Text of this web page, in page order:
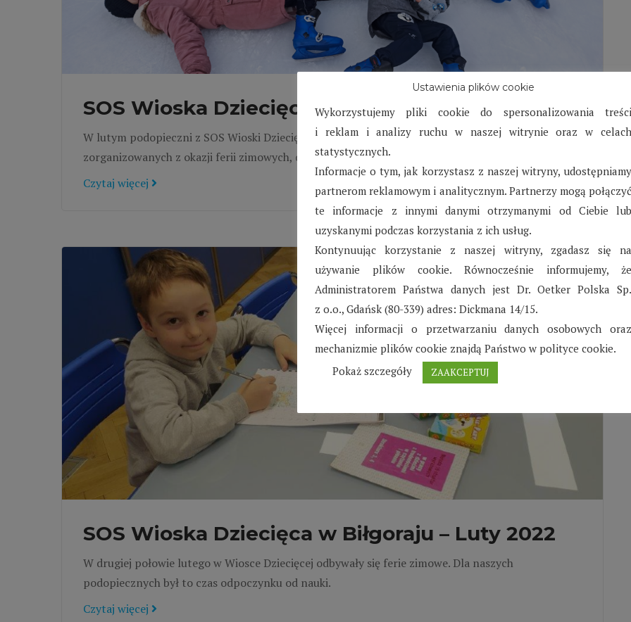
SOS Wioska Dziecięca w Karlinie – Luty 2022
W lutym podopieczni z SOS Wioski Dziecięcej w Karlinie brali czynny udział w wyjazdach
zorganizowanych z okazji ferii zimowych, do tutejszych ośrodków rekreacyjno-sportowych.
Czytaj więcej
SOS Wioska Dziecięca w Biłgoraju – Luty 2022
W drugiej połowie lutego w Wiosce Dziecięcej odbywały się ferie zimowe. Dla naszych
podopiecznych był to czas odpoczynku od nauki.
Czytaj więcej
Ustawienia plików cookie
Wykorzystujemy pliki cookie do spersonalizowania treści
i reklam i analizy ruchu w naszej witrynie oraz w celach
statystycznych.
Informacje o tym, jak korzystasz z naszej witryny, udostępniamy
partnerom reklamowym i analitycznym. Partnerzy mogą połączyć
te informacje z innymi danymi otrzymanymi od Ciebie lub
uzyskanymi podczas korzystania z ich usług.
Kontynuując korzystanie z naszej witryny, zgadasz się na
używanie plików cookie. Równocześnie informujemy, że
Administratorem Państwa danych jest Dr. Oetker Polska Sp.
z o.o., Gdańsk (80-339) adres: Dickmana 14/15.
Więcej informacji o przetwarzaniu danych osobowych oraz
mechanizmie plików cookie znajdą Państwo w polityce cookie.
Pokaż szczegóły
ZAAKCEPTUJ